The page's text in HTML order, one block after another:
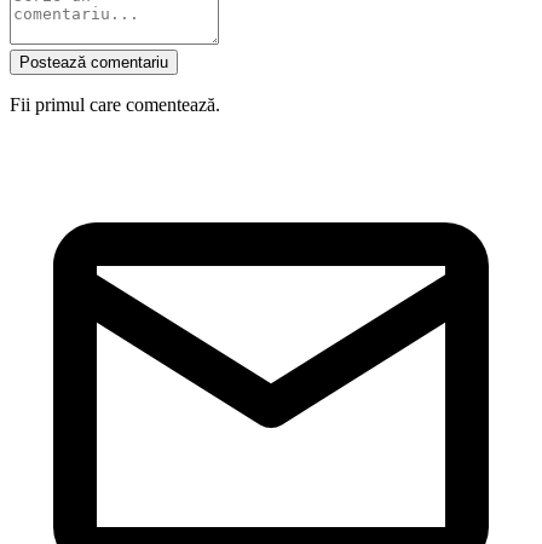
Postează comentariu
Fii primul care comentează.